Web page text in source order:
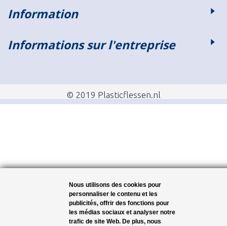
Information
Informations sur l'entreprise
© 2019 Plasticflessen.nl
Nous utilisons des cookies pour
personnaliser le contenu et les
publicités, offrir des fonctions pour
les médias sociaux et analyser notre
trafic de site Web. De plus, nous